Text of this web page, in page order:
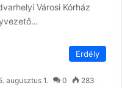
Városi Kórház
Erdély
augusztus 1. 0 283